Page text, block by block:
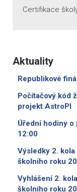
Certifikace
Aktuality
Republikové
Počítačový kód
projekt AstroPI
Úřední hodiny
12:00
Výsledky 2.
školního roku
Vyhlášení 2.
školního roku